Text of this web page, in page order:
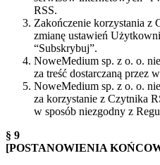
RSS.
Zakończenie korzystania z
zmianę ustawień
“Subskrybuj”.
NoweMedium sp. z o. o.
za treść dostarczaną przez
NoweMedium sp. z o. o.
za korzystanie z Czytnika
w sposób niezgodny z
§ 9
[POSTANOWIENIA